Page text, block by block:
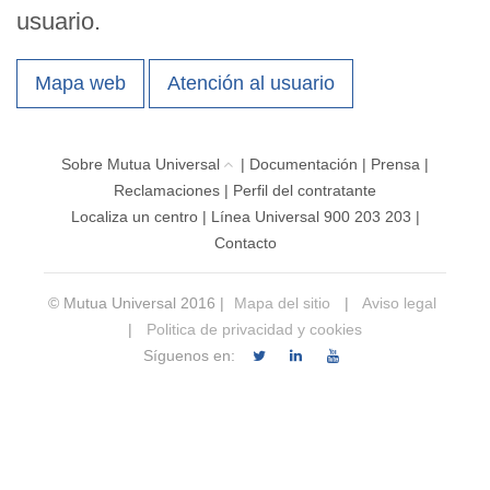
usuario.
Mapa web Atención al usuario
Sobre Mutua Universal | Documentación | Prensa |
Reclamaciones | Perfil del contratante
Localiza un centro| Línea Universal 900 203 203 |
Contacto
© Mutua Universal 2016 | Mapa del sitio |
Aviso legal
|
Politica de privacidad y cookies
Síguenos en: